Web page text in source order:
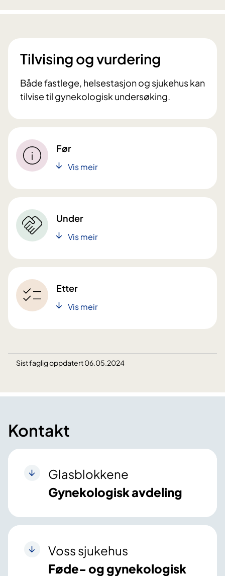
Tilvising og vurdering
Både fastlege, helsestasjon og sjukehus kan
tilvise til gynekologisk undersøking.
Før
Vis meir
Under
Vis meir
Etter
Vis meir
Sist faglig oppdatert 06.05.2024
Kontakt
Glasblokkene
Gynekologisk avdeling
Voss sjukehus
Føde- og gynekologisk